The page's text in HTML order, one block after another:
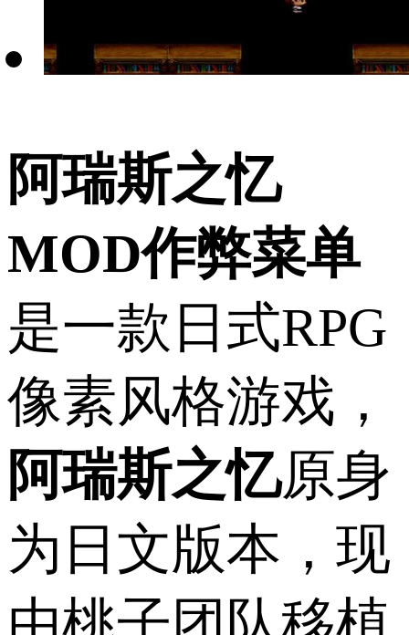
阿瑞斯之忆
MOD作弊菜单
是一款日式RPG
像素风格游戏，
阿瑞斯之忆原身
为日文版本，现